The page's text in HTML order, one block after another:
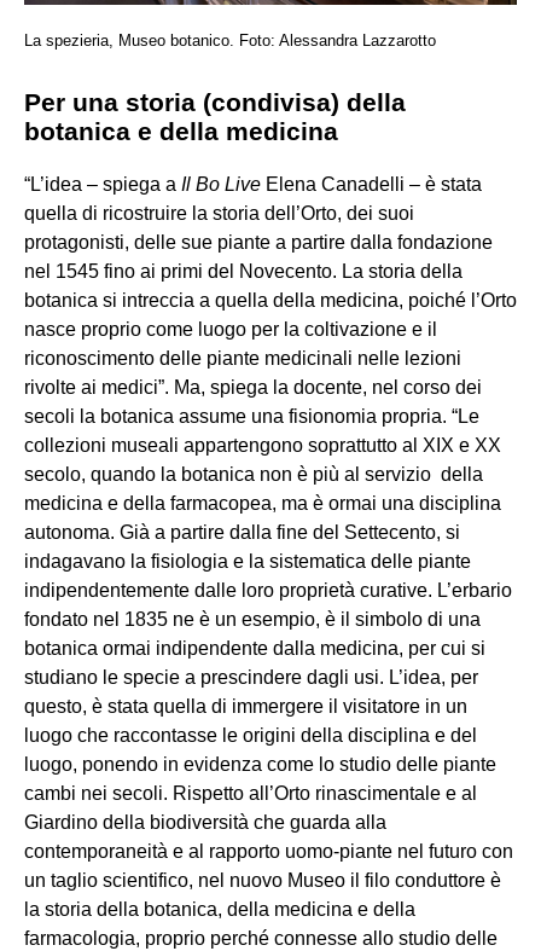
La spezieria, Museo botanico. Foto: Alessandra Lazzarotto
Per una storia (condivisa) della
botanica e della medicina
“L’idea – spiega a Il Bo Live Elena Canadelli – è stata
quella di ricostruire la storia dell’Orto, dei suoi
protagonisti, delle sue piante a partire dalla fondazione
nel 1545 fino ai primi del Novecento. La storia della
botanica si intreccia a quella della medicina, poiché l’Orto
nasce proprio come luogo per la coltivazione e il
riconoscimento delle piante medicinali nelle lezioni
rivolte ai medici”. Ma, spiega la docente, nel corso dei
secoli la botanica assume una fisionomia propria. “Le
collezioni museali appartengono soprattutto al XIX e XX
secolo, quando la botanica non è più al servizio della
medicina e della farmacopea, ma è ormai una disciplina
autonoma. Già a partire dalla fine del Settecento, si
indagavano la fisiologia e la sistematica delle piante
indipendentemente dalle loro proprietà curative. L’erbario
fondato nel 1835 ne è un esempio, è il simbolo di una
botanica ormai indipendente dalla medicina, per cui si
studiano le specie a prescindere dagli usi. L’idea, per
questo, è stata quella di immergere il visitatore in un
luogo che raccontasse le origini della disciplina e del
luogo, ponendo in evidenza come lo studio delle piante
cambi nei secoli. Rispetto all’Orto rinascimentale e al
Giardino della biodiversità che guarda alla
contemporaneità e al rapporto uomo-piante nel futuro con
un taglio scientifico, nel nuovo Museo il filo conduttore è
la storia della botanica, della medicina e della
farmacologia, proprio perché connesse allo studio delle